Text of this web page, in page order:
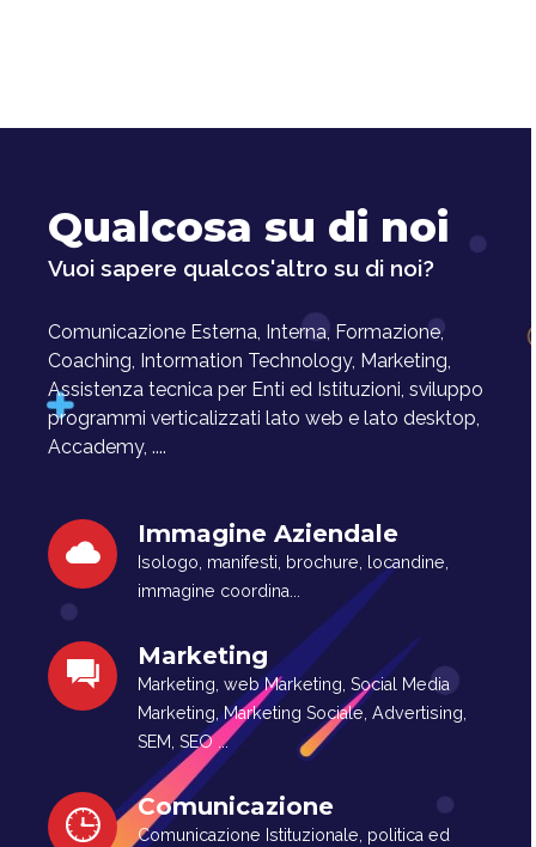
Qualcosa su di noi
Vuoi sapere qualcos'altro su di noi?
Comunicazione Esterna, Interna, Formazione,
Coaching, Intormation Technology, Marketing,
Assistenza tecnica per Enti ed Istituzioni, sviluppo
programmi verticalizzati lato web e lato desktop,
Accademy, ....
Immagine Aziendale
Isologo, manifesti, brochure, locandine,
immagine coordina...
Marketing
Marketing, web Marketing, Social Media
Marketing, Marketing Sociale, Advertising,
SEM, SEO ...
Comunicazione
Comunicazione Istituzionale, politica ed